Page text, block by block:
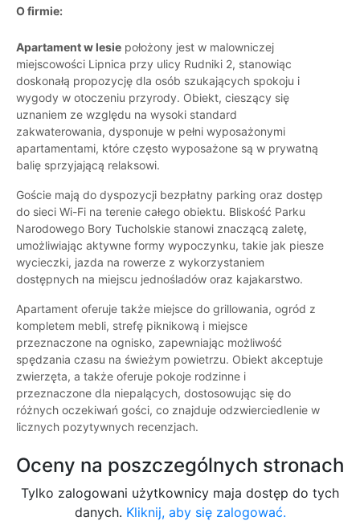
O firmie:
Apartament w lesie położony jest w malowniczej
miejscowości Lipnica przy ulicy Rudniki 2, stanowiąc
doskonałą propozycję dla osób szukających spokoju i
wygody w otoczeniu przyrody. Obiekt, cieszący się
uznaniem ze względu na wysoki standard
zakwaterowania, dysponuje w pełni wyposażonymi
apartamentami, które często wyposażone są w prywatną
balię sprzyjającą relaksowi.
Goście mają do dyspozycji bezpłatny parking oraz dostęp
do sieci Wi-Fi na terenie całego obiektu. Bliskość Parku
Narodowego Bory Tucholskie stanowi znaczącą zaletę,
umożliwiając aktywne formy wypoczynku, takie jak piesze
wycieczki, jazda na rowerze z wykorzystaniem
dostępnych na miejscu jednośladów oraz kajakarstwo.
Apartament oferuje także miejsce do grillowania, ogród z
kompletem mebli, strefę piknikową i miejsce
przeznaczone na ognisko, zapewniając możliwość
spędzania czasu na świeżym powietrzu. Obiekt akceptuje
zwierzęta, a także oferuje pokoje rodzinne i
przeznaczone dla niepalących, dostosowując się do
różnych oczekiwań gości, co znajduje odzwierciedlenie w
licznych pozytywnych recenzjach.
Oceny na poszczególnych stronach
Tylko zalogowani użytkownicy maja dostęp do tych
danych. Kliknij, aby się zalogować.